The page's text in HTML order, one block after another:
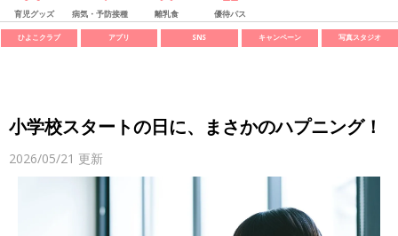
育児グッズ 病気・予防接種 離乳食 優待パス
ひよこクラブ アプリ SNS キャンペーン 写真スタジオ
小学校スタートの日に、まさかのハプニング！
2026/05/21 更新